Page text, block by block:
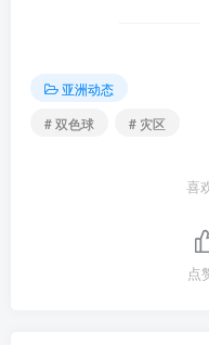
亚洲动态
# 双色球
# 灾区
喜
点